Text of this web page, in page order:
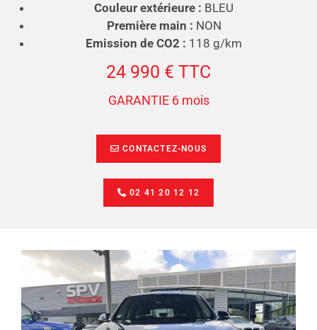
Couleur extérieure : BLEU
Première main : NON
Emission de CO2 : 118 g/km
24 990 € TTC
GARANTIE 6 mois
CONTACTEZ-NOUS
02 41 20 12 12